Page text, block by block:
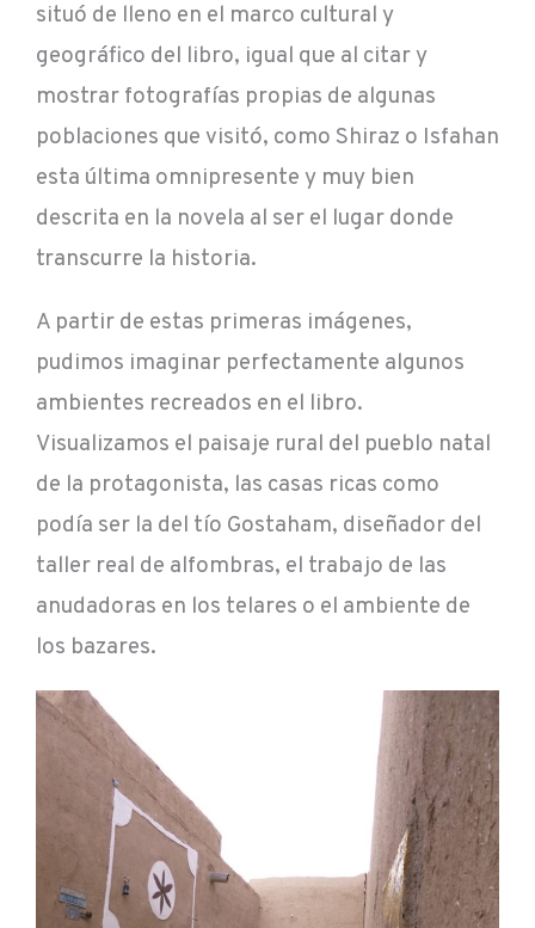
situó de lleno en el marco cultural y
geográfico del libro, igual que al citar y
mostrar fotografías propias de algunas
poblaciones que visitó, como Shiraz o Isfahan
esta última omnipresente y muy bien
descrita en la novela al ser el lugar donde
transcurre la historia.
A partir de estas primeras imágenes,
pudimos imaginar perfectamente algunos
ambientes recreados en el libro.
Visualizamos el paisaje rural del pueblo natal
de la protagonista, las casas ricas como
podía ser la del tío Gostaham, diseñador del
taller real de alfombras, el trabajo de las
anudadoras en los telares o el ambiente de
los bazares.